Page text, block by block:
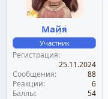
Майя
Участник
Регистрация
25.11.2024
Сообщения
88
Реакции
6
Баллы
54